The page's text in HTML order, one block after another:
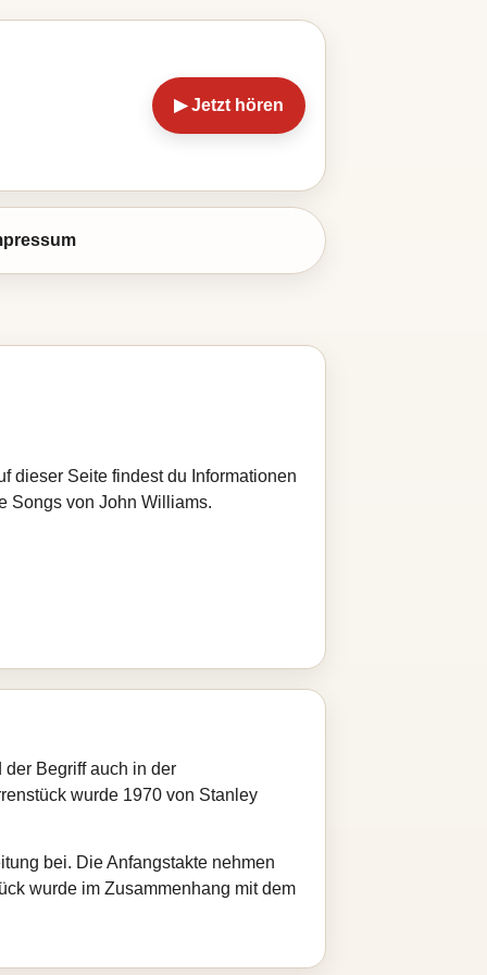
▶ Jetzt hören
dieser Seite findest du Informationen
Songs von John Williams.
der Begriff auch in der
wurde 1970 von Stanley
bei. Die Anfangstakte nehmen
wurde im Zusammenhang mit dem